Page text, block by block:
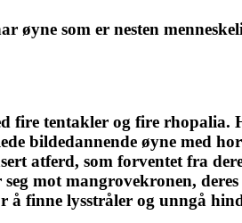
øyne som er nesten
fire tentakler og fire
bildedannende øyne med
atferd, som forventet fra
mot mangrovekronen,
å finne lysstråler og unngå